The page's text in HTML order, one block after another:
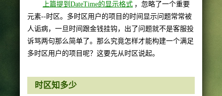
上篇提到DateTime的显示格式 ，忽略了一个重要
元素--时区。多时区用户的项目的时间显示问题常常被
人诟病，一旦时间跟金钱挂钩，出了问题就不是客服投
诉骂两句那么简单了。那么究竟怎样才能构建一个满足
多时区用户的项目呢？这要先从时区说起。
时区知多少